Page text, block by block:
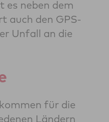
es neben dem
auch den GPS-
Unfall an die
für die
Ländern